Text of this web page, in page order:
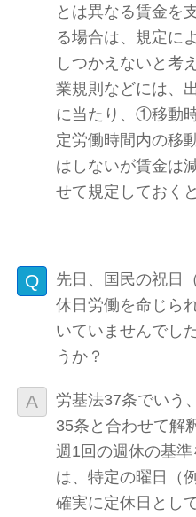
とは異なる賃金を
る場合は、規定に
しつかえないと考
業規則などには、
に当たり、①移動
定労働時間内の移
はしないが賃金は
せて規定しておく
先日、国民の祝日
休日労働を命じら
いていませんでし
うか？
労基法37条でいう
35条と合わせて解
週1回の週休の基
は、特定の曜日（
確実に定休日とし